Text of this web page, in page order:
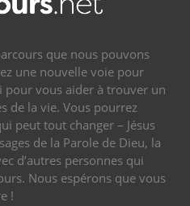
que nous pouvons
une nouvelle voie pour
pour vous aider à trouver un
de la vie. Vous pourrez
peut tout changer – Jésus
de la Parole de Dieu, la
d’autres personnes qui
Nous espérons que vous
!